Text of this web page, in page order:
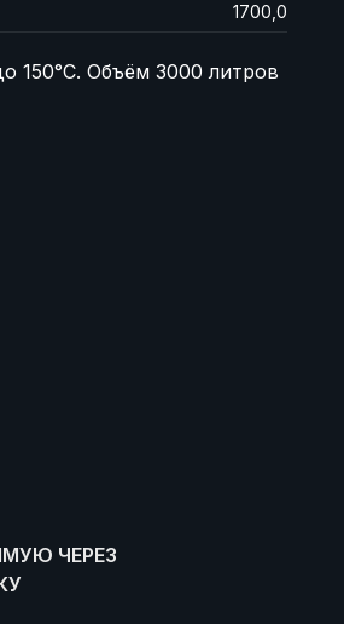
1700,0
150°C. Объём 3000 литров
ЧЕРЕЗ